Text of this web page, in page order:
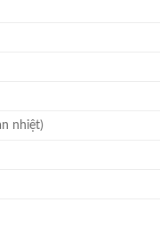
nhiệt)